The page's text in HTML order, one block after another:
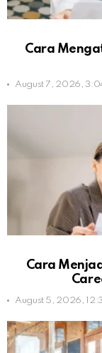
Cara
August 7, 2026,
Cara
August 5, 2026,